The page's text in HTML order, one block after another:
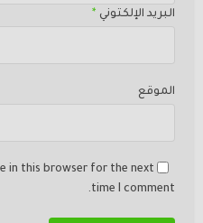
البريد الإلكتوني *
الموقع
in this browser for the next
time I comment.